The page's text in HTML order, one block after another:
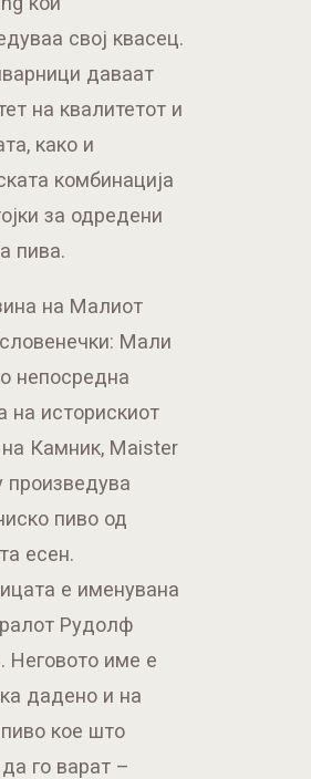
свој квасец.
даваат
на квалитетот и
како и
комбинација
за одредени
пива.
на Малиот
Мали
непосредна
на историскиот
Камник, Maister
произведува
пиво од
есен.
е именувана
Рудолф
Неговото име е
дадено и на
кое што
го варат –